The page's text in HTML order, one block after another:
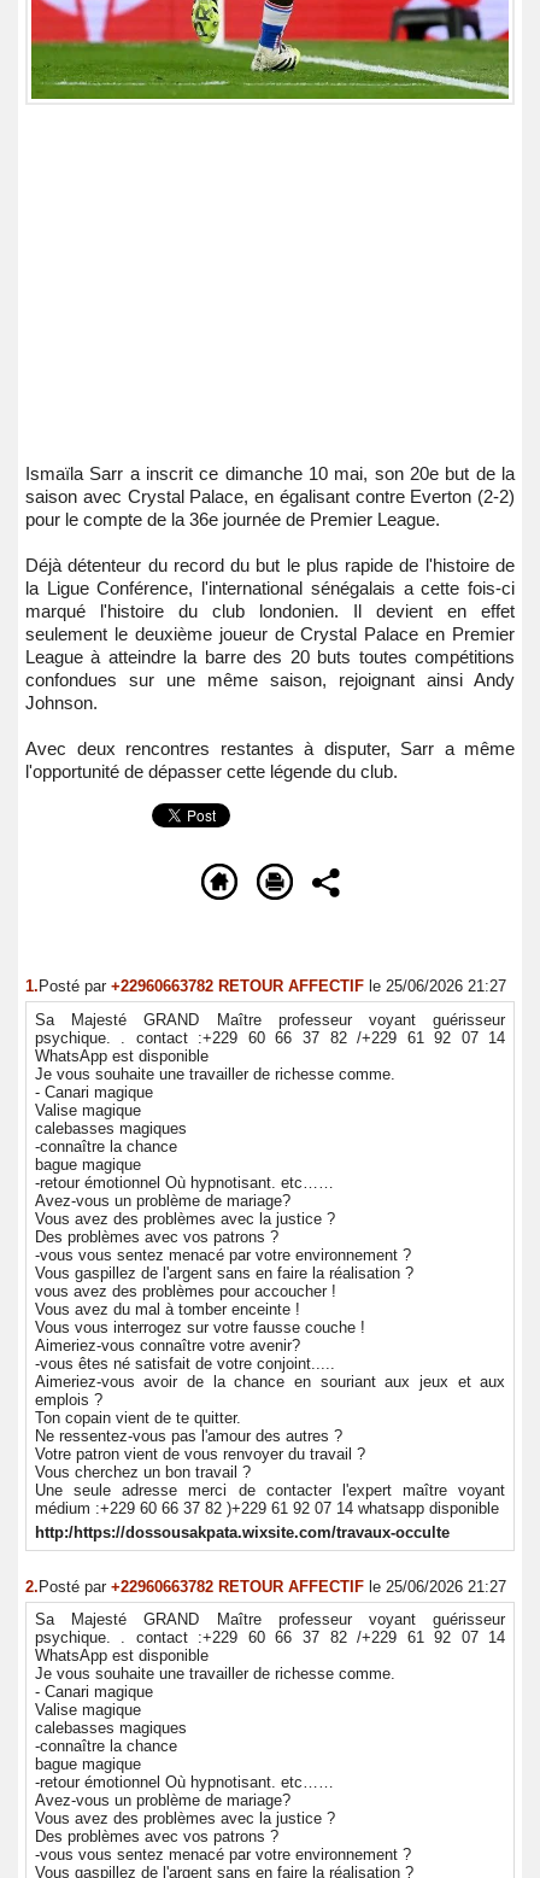
Ismaïla Sarr a inscrit ce dimanche 10 mai, son 20e but de la
saison avec Crystal Palace, en égalisant contre Everton (2-2)
pour le compte de la 36e journée de Premier League.
Déjà détenteur du record du but le plus rapide de l'histoire de
la Ligue Conférence, l'international sénégalais a cette fois-ci
marqué l'histoire du club londonien. Il devient en effet
seulement le deuxième joueur de Crystal Palace en Premier
League à atteindre la barre des 20 buts toutes compétitions
confondues sur une même saison, rejoignant ainsi Andy
Johnson.
Avec deux rencontres restantes à disputer, Sarr a même
l'opportunité de dépasser cette légende du club.
1. Posté par +22960663782 RETOUR AFFECTIF le 25/06/2026 21:27
Sa Majesté GRAND Maître professeur voyant guérisseur
psychique. . contact :+229 60 66 37 82 /+229 61 92 07 14
WhatsApp est disponible
Je vous souhaite une travailler de richesse comme.
- Canari magique
Valise magique
calebasses magiques
-connaître la chance
bague magique
-retour émotionnel Où hypnotisant. etc……
Avez-vous un problème de mariage?
Vous avez des problèmes avec la justice ?
Des problèmes avec vos patrons ?
-vous vous sentez menacé par votre environnement ?
Vous gaspillez de l'argent sans en faire la réalisation ?
vous avez des problèmes pour accoucher !
Vous avez du mal à tomber enceinte !
Vous vous interrogez sur votre fausse couche !
Aimeriez-vous connaître votre avenir?
-vous êtes né satisfait de votre conjoint.....
Aimeriez-vous avoir de la chance en souriant aux jeux et aux
emplois ?
Ton copain vient de te quitter.
Ne ressentez-vous pas l'amour des autres ?
Votre patron vient de vous renvoyer du travail ?
Vous cherchez un bon travail ?
Une seule adresse merci de contacter l'expert maître voyant
médium :+229 60 66 37 82 )+229 61 92 07 14 whatsapp disponible
http:/https://dossousakpata.wixsite.com/travaux-occulte
2.Posté par +22960663782 RETOUR AFFECTIF le 25/06/2026 21:27
Sa Majesté GRAND Maître professeur voyant guérisseur
psychique. . contact :+229 60 66 37 82 /+229 61 92 07 14
WhatsApp est disponible
Je vous souhaite une travailler de richesse comme.
- Canari magique
Valise magique
calebasses magiques
-connaître la chance
bague magique
-retour émotionnel Où hypnotisant. etc……
Avez-vous un problème de mariage?
Vous avez des problèmes avec la justice ?
Des problèmes avec vos patrons ?
-vous vous sentez menacé par votre environnement ?
Vous gaspillez de l'argent sans en faire la réalisation ?